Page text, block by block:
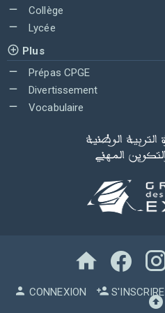
Collège
Lycée
Plus
Prépas CPGE
Divertissement
Vocabulaire
CONNEXION S'INSCRIRE